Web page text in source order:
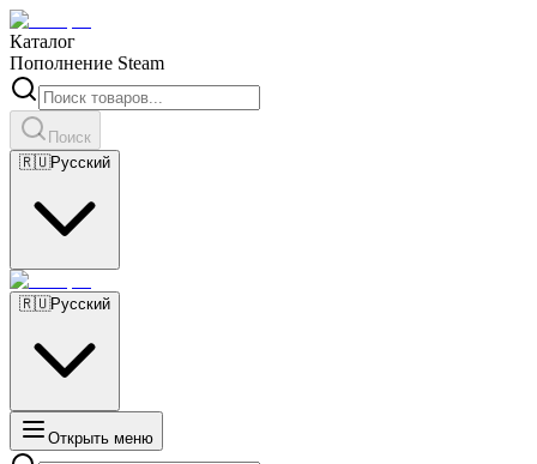
Каталог
Пополнение Steam
Поиск
🇷🇺Русский
🇷🇺Русский
Открыть меню